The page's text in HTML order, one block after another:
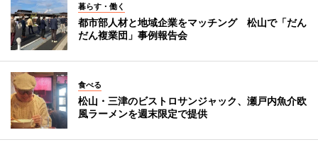
暮らす・働く
都市部人材と地域企業をマッチング 松山で「だん
だん複業団」事例報告会
食べる
松山・三津のビストロサンジャック、瀬戸内魚介欧
風ラーメンを週末限定で提供